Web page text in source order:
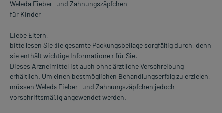
Weleda Fieber- und Zahnungszäpfchen
für Kinder
Liebe Eltern,
bitte lesen Sie die gesamte Packungsbeilage sorgfältig durch, denn
sie enthält wichtige Informationen für Sie.
Dieses Arzneimittel ist auch ohne ärztliche Verschreibung
erhältlich. Um einen bestmöglichen Behandlungserfolg zu erzielen,
müssen Weleda Fieber- und Zahnungszäpfchen jedoch
vorschriftsmäßig angewendet werden.